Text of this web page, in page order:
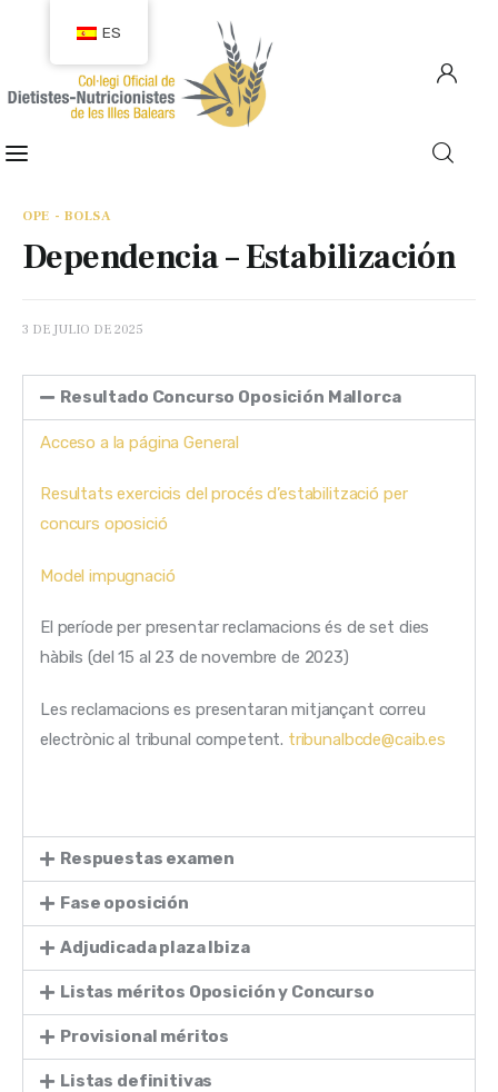
COLEGIADOS
EMPLEO
CIUDADANÍA
RECURSOS
TRANSPARENCIA
OPE - BOLSA
Dependencia – Estabilización
3 DE JULIO DE 2025
Resultado Concurso Oposición Mallorca
Acceso a la página General
Resultats exercicis del procés d’estabilització per
concurs oposició
Model impugnació
El període per presentar reclamacions és de set dies
hàbils (del 15 al 23 de novembre de 2023)
Les reclamacions es presentaran mitjançant correu
electrònic al tribunal competent. tribunalbcde@caib.es
Respuestas examen
Fase oposición
Adjudicada plaza Ibiza
Listas méritos Oposición y Concurso
Provisional méritos
Listas definitivas
ES